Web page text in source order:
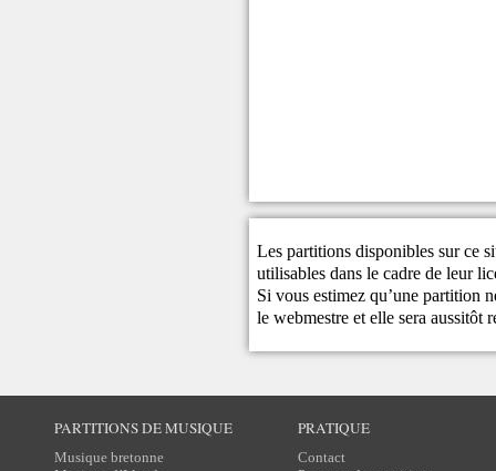
Les partitions disponibles sur ce
utilisables dans le cadre de leur
Si vous estimez qu’une partition
lewebmestre et elle sera aussitôt
PARTITIONS DE MUSIQUE
Musique bretonne
PRATIQUE
Contact